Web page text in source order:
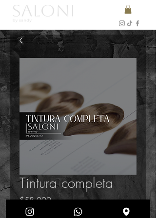
Tintura completa
$58.000Precio